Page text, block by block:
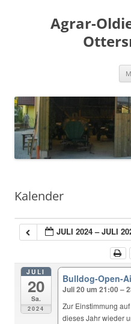
Agrar-
Kalender
JULI 2024 – JULI
JULI
20
Sa.
2024
Bulldog-Open-
Juli 20 um 21:00 –
Zur Einstimmung
dieses Jahr wieder